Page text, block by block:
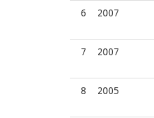
6 2007
7 2007
8 2005